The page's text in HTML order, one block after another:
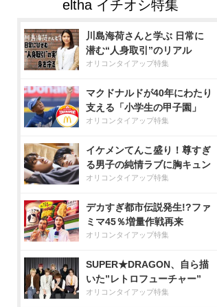
川島海荷さんと学ぶ 日常に
潜む“人身取引”のリアル
オリコンタイアップ特集
マクドナルドが40年にわたり
支える「小学生の甲子園」
オリコンタイアップ特集
イケメンてんこ盛り！尊すぎ
る男子の純情ラブに胸キュン
オリコンタイアップ特集
デカすぎ都市伝説発生!?ファ
ミマ45％増量作戦再来
オリコンタイアップ特集
SUPER★DRAGON、自ら描
いた”レトロフューチャー”
オリコンタイアップ特集